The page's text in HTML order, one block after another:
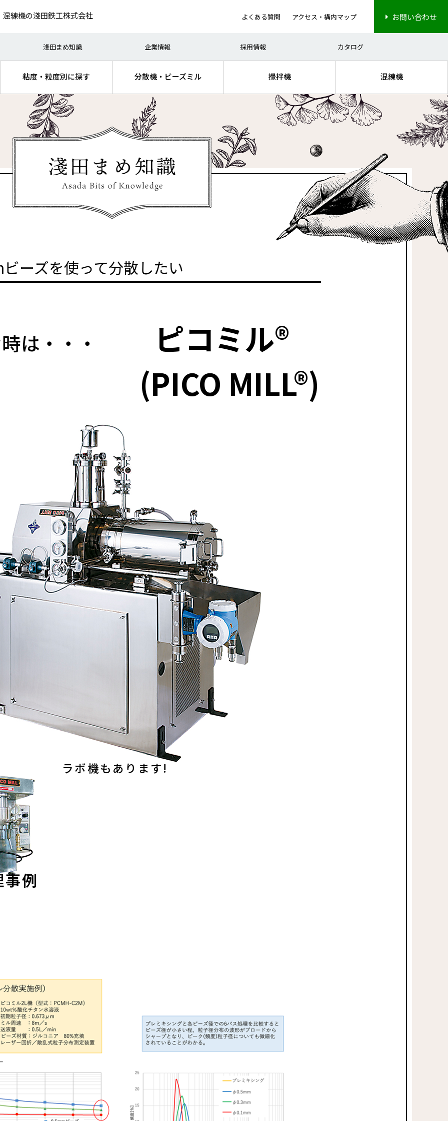
練機の淺田鉄工株式会社 よくある質問 アクセス・構内マップ お問い合わせ
淺田まめ知識 企業情報 採用情報 カタログ
研究） ナノ分散 高粘度処理
理 混練
インキ 電子部品 ディスプレイ
・医薬品
機能性材料
粘度・粒度別に探す
分散機・ビーズミル 攪拌機 混練機
ーズを使って分散したい
は・・・
ピコミル®
(PICO MILL®)
ラボ機もあります!
例